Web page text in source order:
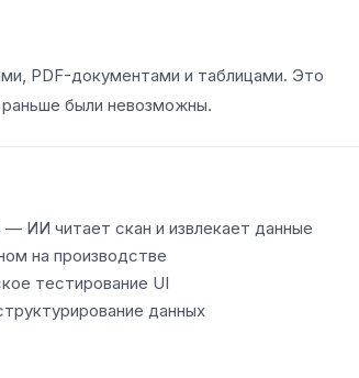
PDF-документами и таблицами. Это
были невозможны.
— ИИ читает скан и извлекает данные
на производстве
тестирование UI
данных